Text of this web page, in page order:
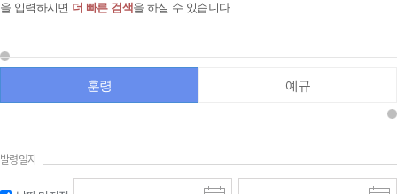
을 입력하시면 더 빠른 검색 을 하실 수 있습니다.
훈령 예규
발령일자